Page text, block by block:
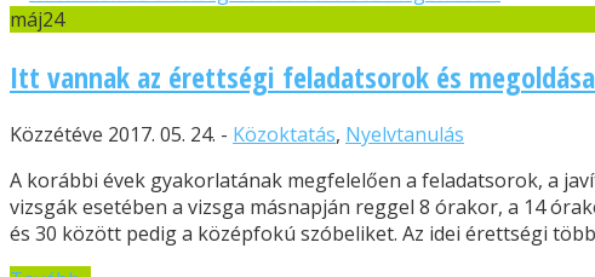
máj24
Itt vannak az érettségi feladatsorok és
Közzétéve 2017. 05. 24. - Közoktatás, Nyelvtanulás
A korábbi évek gyakorlatának megfelelően a feladatsorok, a
vizsgák esetében a vizsga másnapján reggel 8 órakor, a 14
és 30 között pedig a középfokú szóbeliket. Az idei érettségi